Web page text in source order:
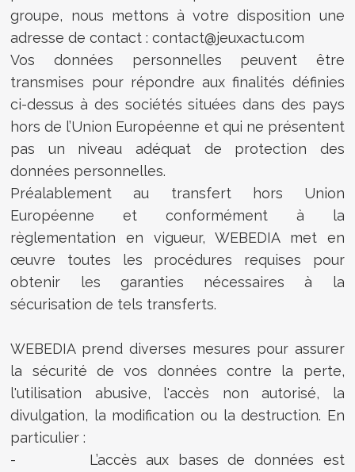
groupe, nous mettons à votre disposition une
adresse de contact : contact@jeuxactu.com
Vos données personnelles peuvent être
transmises pour répondre aux finalités définies
ci-dessus à des sociétés situées dans des pays
hors de l’Union Européenne et qui ne présentent
pas un niveau adéquat de protection des
données personnelles.
Préalablement au transfert hors Union
Européenne et conformément à la
règlementation en vigueur, WEBEDIA met en
œuvre toutes les procédures requises pour
obtenir les garanties nécessaires à la
sécurisation de tels transferts.
WEBEDIA prend diverses mesures pour assurer
la sécurité de vos données contre la perte,
l'utilisation abusive, l'accès non autorisé, la
divulgation, la modification ou la destruction. En
particulier :
- L’accès aux bases de données est